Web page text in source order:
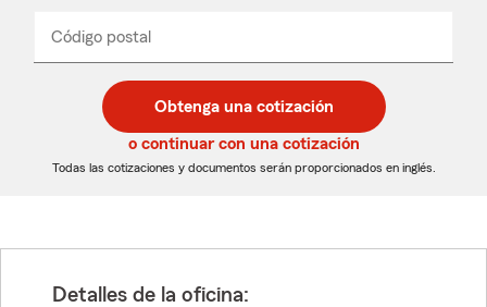
desplegable
Código postal
de
5
dígitos
de
5
dígitos
_____
Obtenga una cotización
o continuar con una cotización
Todas las cotizaciones y documentos serán proporcionados en inglés.
Detalles de la oficina: